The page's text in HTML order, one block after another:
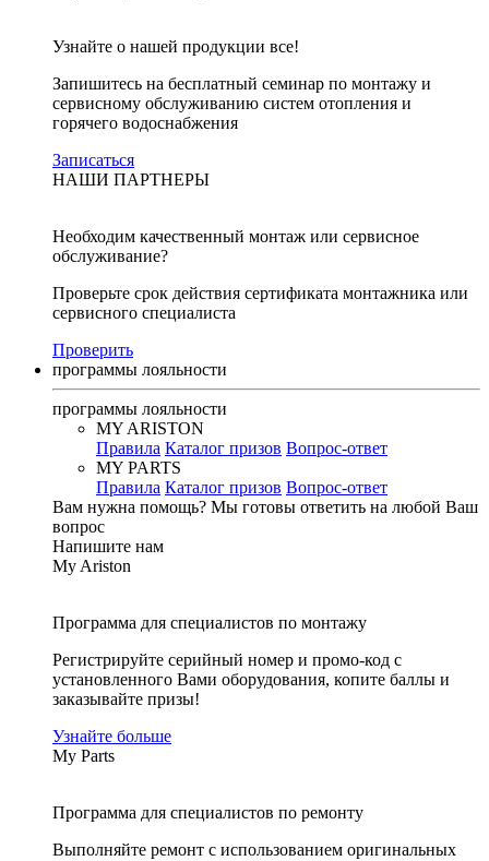
Узнайте о нашей продукции все!
Запишитесь на бесплатный семинар по монтажу и
сервисному обслуживанию систем отопления и
горячего водоснабжения
Записаться
НАШИ ПАРТНЕРЫ
Необходим качественный монтаж или сервисное
обслуживание?
Проверьте срок действия сертификата монтажника или
сервисного специалиста
Проверить
программы лояльности
программы лояльности
MY ARISTON
Правила Каталог призов Вопрос-ответ
MY PARTS
Правила Каталог призов Вопрос-ответ
Вам нужна помощь? Мы готовы ответить на любой Ваш
вопрос
Напишите нам
My Ariston
Программа для специалистов по монтажу
Регистрируйте серийный номер и промо-код с
установленного Вами оборудования, копите баллы и
заказывайте призы!
Узнайте больше
My Parts
Программа для специалистов по ремонту
Выполняйте ремонт с использованием оригинальных